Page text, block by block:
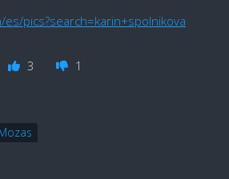
pics?search=karin+spolnikova
3 1